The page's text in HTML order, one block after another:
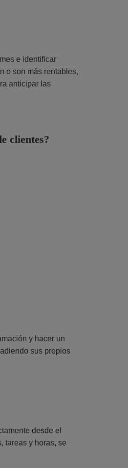
e identificar
o son más rentables,
anticipar las
clientes?
y hacer un
sus propios
desde el
tareas y horas, se